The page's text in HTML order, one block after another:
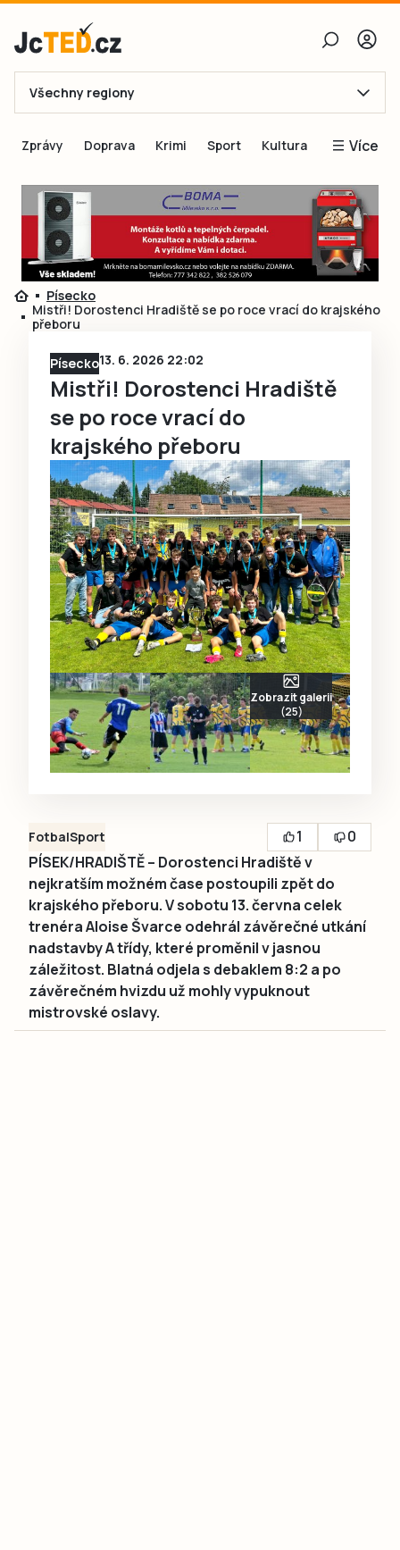
E-mail
Obnovit heslo
Přihlásit se
Všechny regiony
Zprávy Doprava Krimi Sport Kultura Více
Blogy
Inspirace
Čtenáři píší
Speciální přílohy
Písecko
Mistři! Dorostenci Hradiště se po roce vrací do krajského
přeboru
Písecko13. 6. 2026 22:02
Mistři! Dorostenci Hradiště
se po roce vrací do
krajského přeboru
Zobrazit galerii
(25)
FotbalSport 1
0
PÍSEK/HRADIŠTĚ – Dorostenci Hradiště v
nejkratším možném čase postoupili zpět do
krajského přeboru. V sobotu 13. června celek
trenéra Aloise Švarce odehrál závěrečné utkání
nadstavby A třídy, které proměnil v jasnou
záležitost. Blatná odjela s debaklem 8:2 a po
závěrečném hvizdu už mohly vypuknout
mistrovské oslavy.